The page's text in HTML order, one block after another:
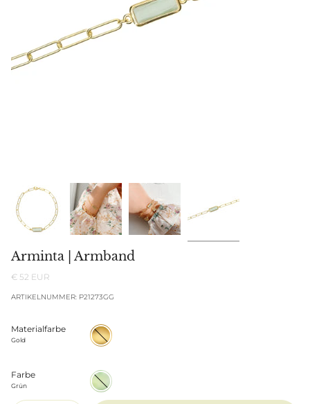
Arminta | Armband
€ 52 EUR
ARTIKELNUMMER: P21273GG
Materialfarbe
Gold
Gold
Farbe
Grün
Grün